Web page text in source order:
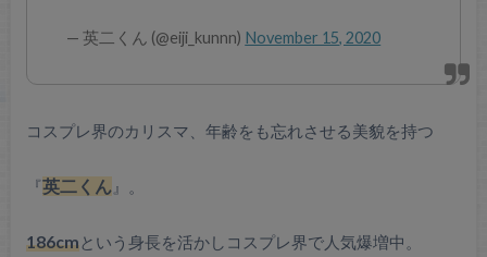
— 英二くん (@eiji_kunnn) November 15, 2020
コスプレ界のカリスマ、年齢をも忘れさせる美貌を持つ
『英二くん』。
186cmという身長を活かしコスプレ界で人気爆増中。